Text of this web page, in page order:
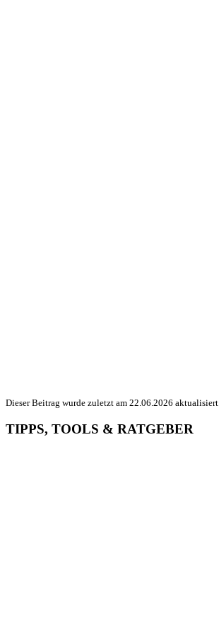
Dieser Beitrag wurde zuletzt am 22.06.2026 aktualisiert.
TIPPS, TOOLS & RATGEBER